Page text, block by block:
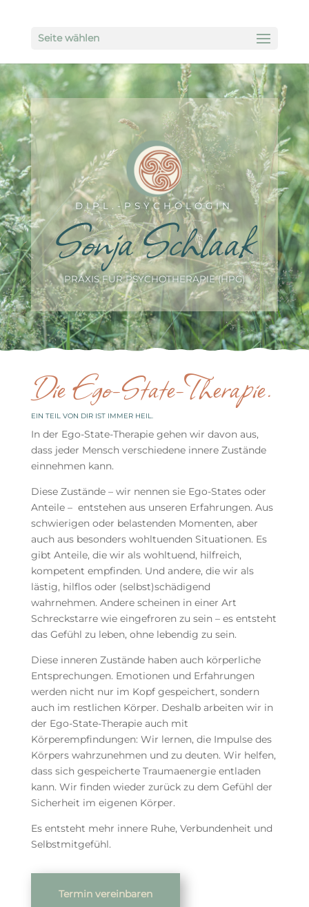
Seite wählen
DIPL.-PSYCHOLOGIN
Sonja Schlaak
PRAXIS FÜR PSYCHOTHERAPIE (HPG)
Die Ego-State-Therapie.
EIN TEIL VON DIR IST IMMER HEIL.
In der Ego-State-Therapie gehen wir davon aus,
dass jeder Mensch verschiedene innere Zustände
einnehmen kann.
Diese Zustände – wir nennen sie Ego-States oder
Anteile – entstehen aus unseren Erfahrungen. Aus
schwierigen oder belastenden Momenten, aber
auch aus besonders wohltuenden Situationen. Es
gibt Anteile, die wir als wohltuend, hilfreich,
kompetent empfinden. Und andere, die wir als
lästig, hilflos oder (selbst)schädigend
wahrnehmen. Andere scheinen in einer Art
Schreckstarre wie eingefroren zu sein – es entsteht
das Gefühl zu leben, ohne lebendig zu sein.
Diese inneren Zustände haben auch körperliche
Entsprechungen. Emotionen und Erfahrungen
werden nicht nur im Kopf gespeichert, sondern
auch im restlichen Körper. Deshalb arbeiten wir in
der Ego-State-Therapie auch mit
Körperempfindungen: Wir lernen, die Impulse des
Körpers wahrzunehmen und zu deuten. Wir helfen,
dass sich gespeicherte Traumaenergie entladen
kann. Wir finden wieder zurück zu dem Gefühl der
Sicherheit im eigenen Körper.
Es entsteht mehr innere Ruhe, Verbundenheit und
Selbstmitgefühl.
Termin vereinbaren